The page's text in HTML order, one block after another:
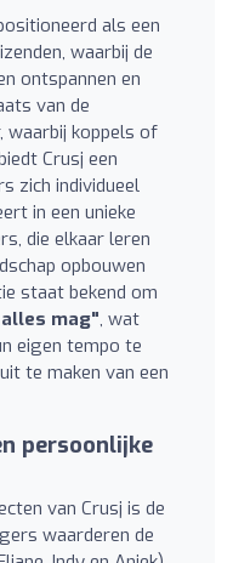
als een
waarbij de
ontspannen en
van de
koppels of
Crusj een
zich individueel
in een unieke
die elkaar leren
opbouwen
staat bekend om
mag", wat
eigen tempo te
te maken van een
persoonlijke
van Crusj is de
waarderen de